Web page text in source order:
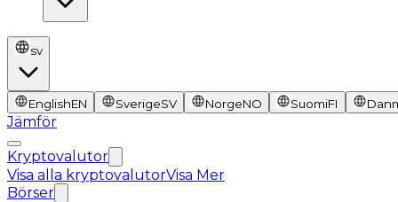
sv
EnglishEN SverigeSV NorgeNO SuomiFI
Jämför
Kryptovalutor
Visa alla kryptovalutorVisa Mer
Börser